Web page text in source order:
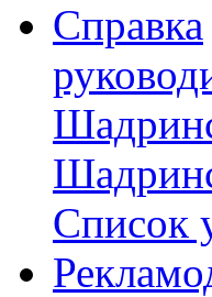
Справка
Список